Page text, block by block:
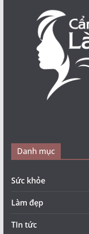
Danh mục
Sức khỏe
Làm đẹp
TIn tức